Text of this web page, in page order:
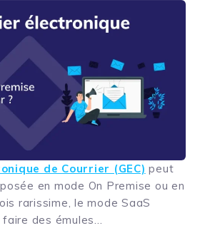
de Courrier (GEC) peut
en mode On Premise ou en
rarissime, le mode SaaS
faire des émules…